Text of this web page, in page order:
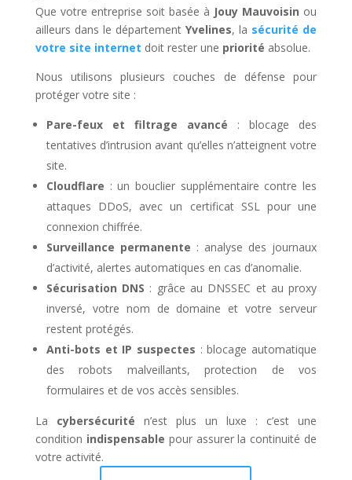
Que votre entreprise soit basée à Jouy Mauvoisin ou
ailleurs dans le départementYvelines, la sécurité de
votre site internet doit rester une priorité absolue.
Nous utilisons plusieurs couches de défense pour
protéger votre site :
Pare-feux et filtrage avancé : blocage des
tentatives d’intrusion avant qu’elles n’atteignent votre
site.
Cloudflare : un bouclier supplémentaire contre les
attaques DDoS, avec un certificat SSL pour une
connexion chiffrée.
Surveillance permanente : analyse des journaux
d’activité, alertes automatiques en cas d’anomalie.
Sécurisation DNS : grâce au DNSSEC et au proxy
inversé, votre nom de domaine et votre serveur
restent protégés.
Anti-bots et IP suspectes : blocage automatique
des robots malveillants, protection de vos
formulaires et de vos accès sensibles.
La cybersécurité n’est plus un luxe : c’est une
condition indispensable pour assurer la continuité de
votre activité.